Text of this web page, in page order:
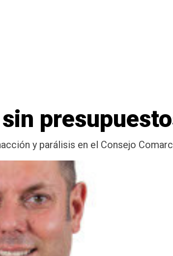
y parálisis en el Consejo